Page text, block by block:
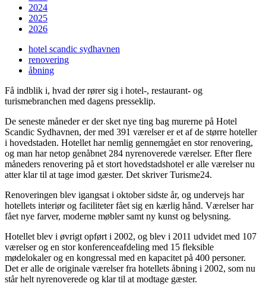
2024
2025
2026
hotel scandic sydhavnen
renovering
åbning
Få indblik i, hvad der rører sig i hotel-, restaurant- og
turismebranchen med dagens presseklip.
De seneste måneder er der sket nye ting bag murerne på Hotel
Scandic Sydhavnen, der med 391 værelser er et af de større hoteller
i hovedstaden. Hotellet har nemlig gennemgået en stor renovering,
og man har netop genåbnet 284 nyrenoverede værelser. Efter flere
måneders renovering på et stort hovedstadshotel er alle værelser nu
atter klar til at tage imod gæster. Det skriver Turisme24.
Renoveringen blev igangsat i oktober sidste år, og undervejs har
hotellets interiør og faciliteter fået sig en kærlig hånd. Værelser har
fået nye farver, moderne møbler samt ny kunst og belysning.
Hotellet blev i øvrigt opført i 2002, og blev i 2011 udvidet med 107
værelser og en stor konferenceafdeling med 15 fleksible
mødelokaler og en kongressal med en kapacitet på 400 personer.
Det er alle de originale værelser fra hotellets åbning i 2002, som nu
står helt nyrenoverede og klar til at modtage gæster.